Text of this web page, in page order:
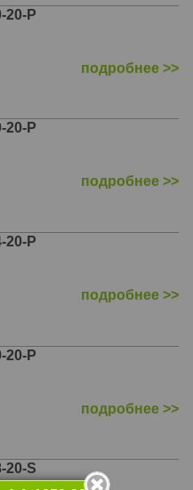
20-P
подробнее >>
20-P
подробнее >>
20-P
подробнее >>
20-P
подробнее >>
20-S